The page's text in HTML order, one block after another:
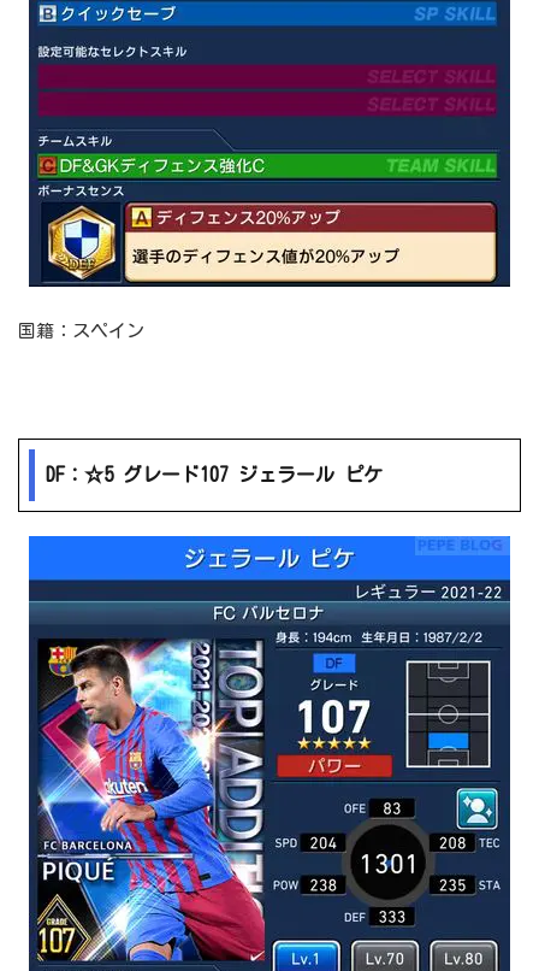
国籍：スペイン
DF：☆5 グレード107 ジェラール ピケ